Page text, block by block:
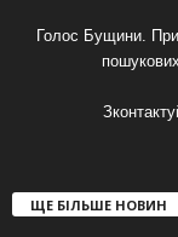
Голос Бущини. При
ЩЕ БІЛЬШЕ НОВИН